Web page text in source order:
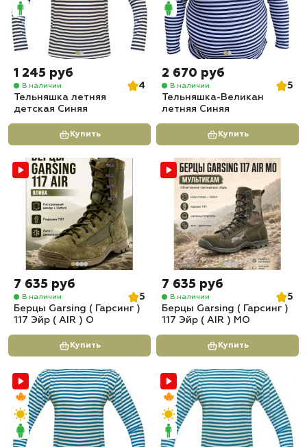
1 245 руб
В наличии
4
Тельняшка летняя
детская Синяя
Купить
2 670 руб
В наличии
5
Тельняшка-Великан
летняя Синяя
Купить
7 635 руб
В наличии
5
Берцы Garsing ( Гарсинг )
117 Эйр ( AIR ) О
Купить
7 635 руб
В наличии
5
Берцы Garsing ( Гарсинг )
117 Эйр ( AIR ) МО
Купить